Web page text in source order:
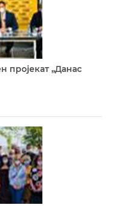
пројекат „Данас